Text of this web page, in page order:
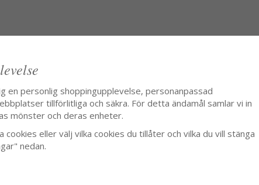
en personlig shoppingupplevelse, personanpassad
tillförlitliga och säkra. För detta ändamål samlar vi in
mönster och deras enheter.
cookies eller välj vilka cookies du tillåter och vilka du vill stänga
nedan.